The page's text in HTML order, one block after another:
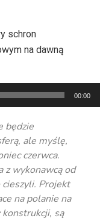
schron
na dawną
00:00
będzie
ale myślę,
czerwca.
z wykonawcą od
Projekt
na polanie na
są